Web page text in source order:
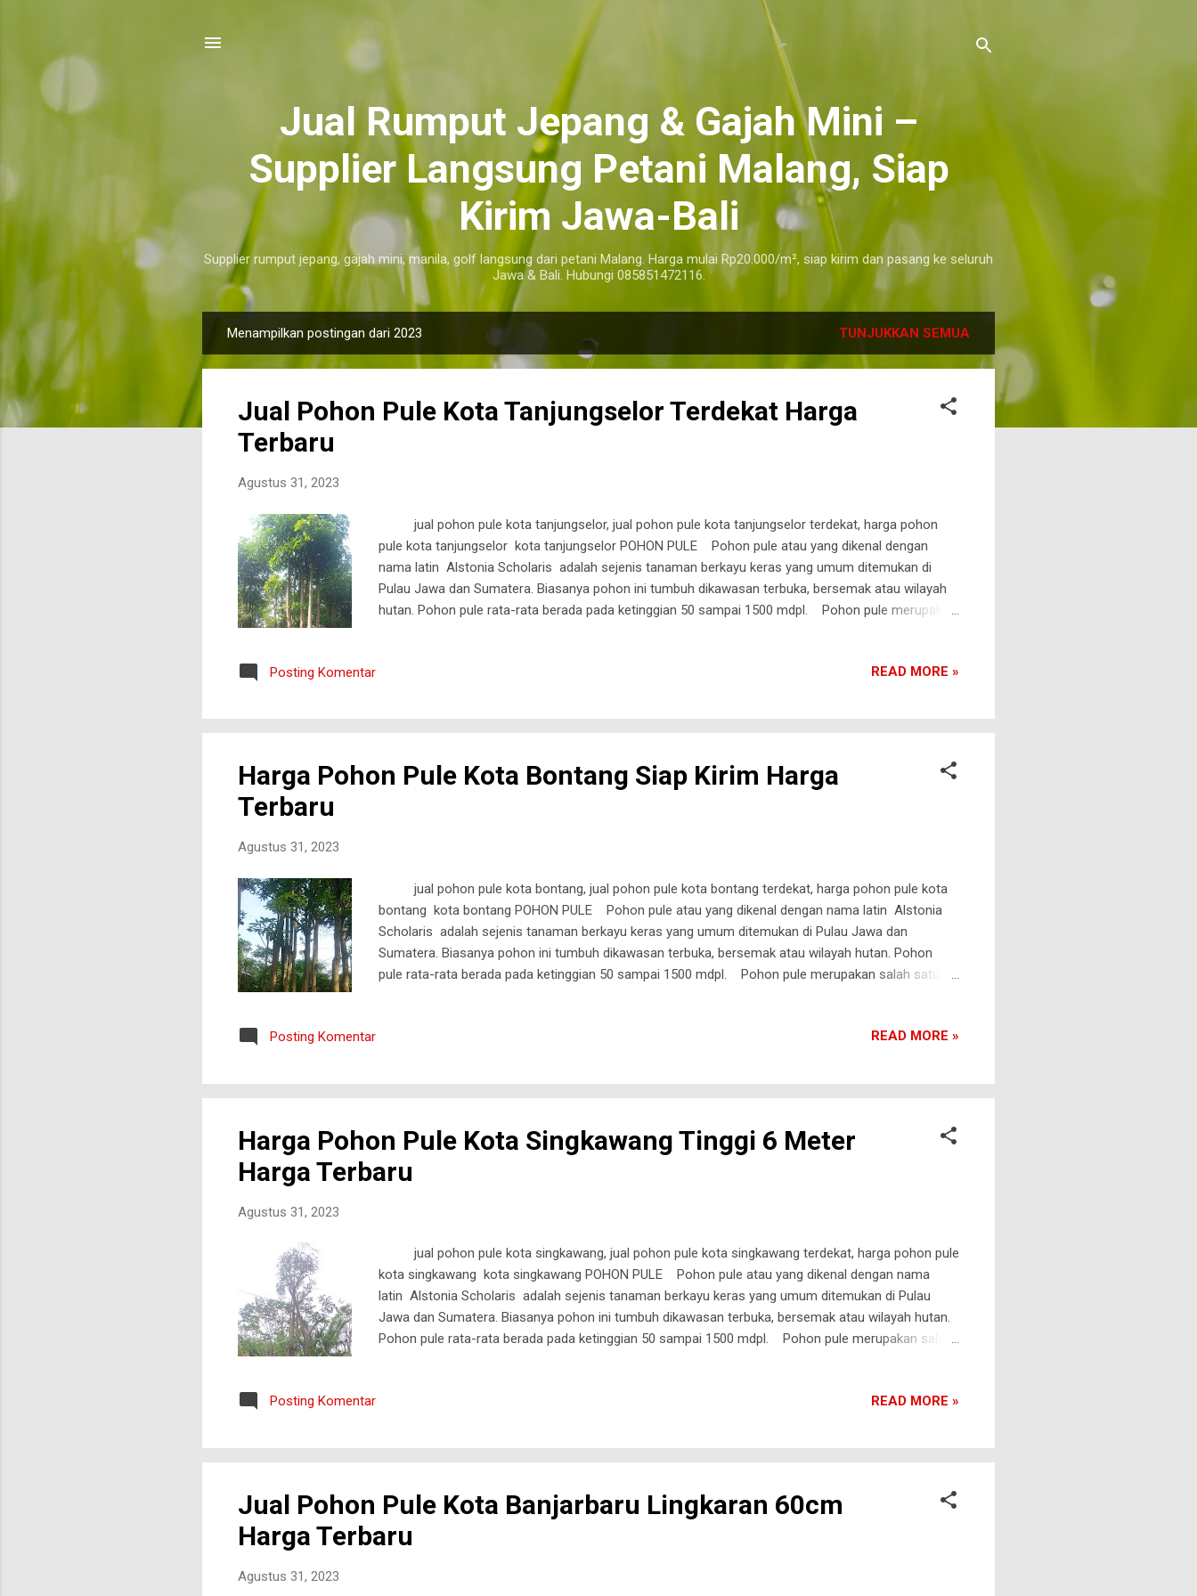
Langsung ke konten utama
​Jual Rumput Jepang & Gajah Mini –
Supplier Langsung Petani Malang, Siap
Kirim Jawa-Bali
Supplier rumput jepang, gajah mini, manila, golf langsung dari petani Malang. Harga mulai Rp20.000/m², siap kirim dan pasang ke seluruh
Jawa & Bali. Hubungi 085851472116.
o
Menampilkan postingan dari 2023 TUNJUKKAN SEMUA
Jual Pohon Pule Kota Tanjungselor Terdekat Harga
Terbaru
Agustus 31, 2023
jual pohon pule kota tanjungselor, jual pohon pule kota tanjungselor terdekat, harga pohon
pule kota tanjungselor kota tanjungselor POHON PULE Pohon pule atau yang dikenal dengan
nama latin Alstonia Scholaris adalah sejenis tanaman berkayu keras yang umum ditemukan di
Pulau Jawa dan Sumatera. Biasanya pohon ini tumbuh dikawasan terbuka, bersemak atau wilayah
hutan. Pohon pule rata-rata berada pada ketinggian 50 sampai 1500 mdpl. Pohon pule merupakan
mampu meredam panasnya terik matahari di siang hari. Ciri-Ciri Pohon Pule 1. Batang dan Kulit
ini dapat mudah melengkung pada kondisi yang lembab. Maka kayu dari poho...
Posting Komentar READ MORE »
Harga Pohon Pule Kota Bontang Siap Kirim Harga
Terbaru
Agustus 31, 2023
jual pohon pule kota bontang, jual pohon pule kota bontang terdekat, harga pohon pule kota
bontang kota bontang POHON PULE Pohon pule atau yang dikenal dengan nama latin Alstonia
Scholaris adalah sejenis tanaman berkayu keras yang umum ditemukan di Pulau Jawa dan
Sumatera. Biasanya pohon ini tumbuh dikawasan terbuka, bersemak atau wilayah hutan. Pohon
pule rata-rata berada pada ketinggian 50 sampai 1500 mdpl. Pohon pule merupakan salah satu
mampu meredam panasnya terik matahari di siang hari. Ciri-Ciri Pohon Pule 1. Batang dan Kulit
ini dapat mudah melengkung pada kondisi yang lembab. Maka kayu dari pohon pule tidak dapat d...
Posting Komentar READ MORE »
Harga Pohon Pule Kota Singkawang Tinggi 6 Meter
Harga Terbaru
Agustus 31, 2023
jual pohon pule kota singkawang, jual pohon pule kota singkawang terdekat, harga pohon pule
kota singkawang kota singkawang POHON PULE Pohon pule atau yang dikenal dengan nama
latin Alstonia Scholaris adalah sejenis tanaman berkayu keras yang umum ditemukan di Pulau
Jawa dan Sumatera. Biasanya pohon ini tumbuh dikawasan terbuka, bersemak atau wilayah hutan.
Pohon pule rata-rata berada pada ketinggian 50 sampai 1500 mdpl. Pohon pule merupakan salah
mampu meredam panasnya terik matahari di siang hari. Ciri-Ciri Pohon Pule 1. Batang dan Kulit
ini dapat mudah melengkung pada kondisi yang lembab. Maka kayu dari pohon pule t...
Posting Komentar READ MORE »
Jual Pohon Pule Kota Banjarbaru Lingkaran 60cm
Harga Terbaru
Agustus 31, 2023